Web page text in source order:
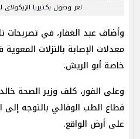
لغر وصول بكتيريا
وأضاف عبد الغفار، في تصريحات
معدلات الإصابة بالنزلات
خاصة أبو الريش.
وعلى الفور، كلف وزير الصحة
قطاع الطب الوقائي بالتوجه إلى
على أرض الواقع.